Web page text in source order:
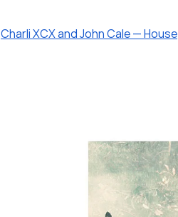
Charli XCX and John Cale—House